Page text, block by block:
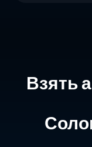
Взять